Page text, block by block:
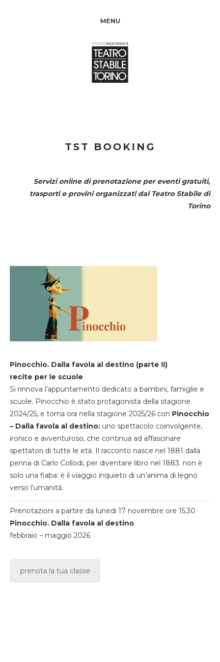
MENU
TST BOOKING
Servizi online di prenotazione per eventi gratuiti,
trasporti e provini organizzati dal Teatro Stabile di
Torino
Pinocchio. Dalla favola al destino (parte II)
recite per le scuole
Si rinnova l’appuntamento dedicato a bambini, famiglie e
scuole. Pinocchio è stato protagonista della stagione
2024/25, e torna ora nella stagione 2025/26 con Pinocchio
– Dalla favola al destino: uno spettacolo coinvolgente,
ironico e avventuroso, che continua ad affascinare
spettatori di tutte le età. Il racconto nasce nel 1881 dalla
penna di Carlo Collodi, per diventare libro nel 1883. non è
solo una fiaba: è il viaggio inquieto di un’anima di legno
verso l’umanità.
Prenotazioni a partire da lunedi 17 novembre ore 15.30
Pinocchio. Dalla favola al destino
febbraio – maggio 2026
prenota la tua classe